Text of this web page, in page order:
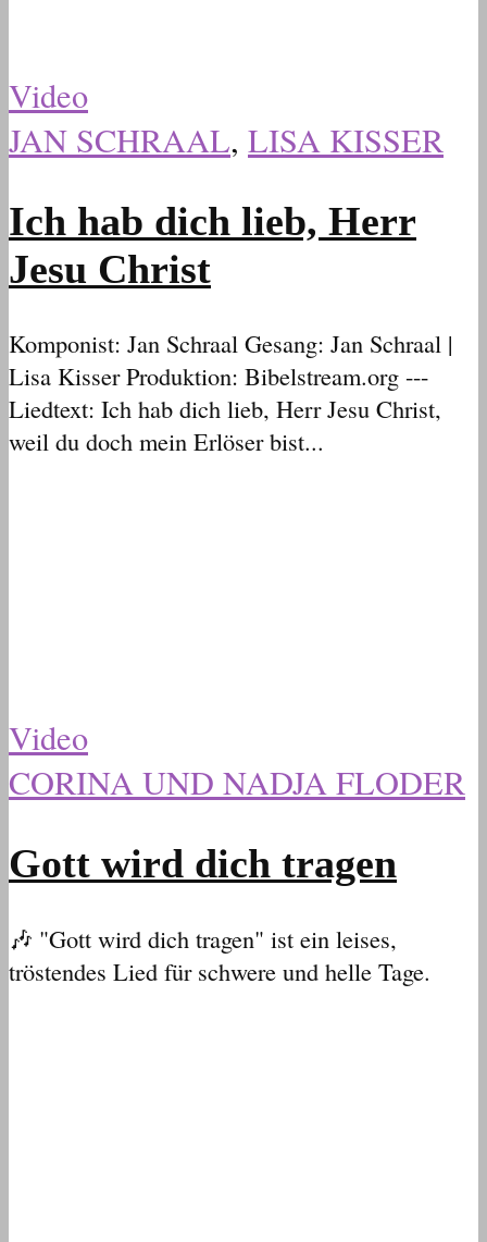
Video
JAN SCHRAAL, LISA KISSER
Ich hab dich lieb, Herr
Jesu Christ
Komponist: Jan Schraal Gesang: Jan Schraal |
Lisa Kisser Produktion: Bibelstream.org ---
Liedtext: Ich hab dich lieb, Herr Jesu Christ,
weil du doch mein Erlöser bist...
Video
CORINA UND NADJA FLODER
Gott wird dich tragen
🎶 "Gott wird dich tragen" ist ein leises,
tröstendes Lied für schwere und helle Tage.